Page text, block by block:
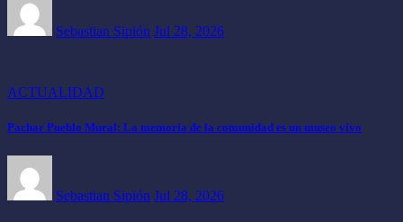
Sebastian Sipión Jul 28, 2026
ACTUALIDAD
Pachar Pueblo Mural: La memoria de la comunidad es un museo vivo
Sebastian Sipión Jul 28, 2026